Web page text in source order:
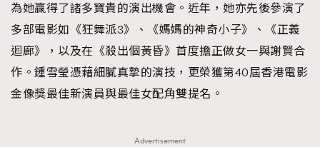
為她贏得了諸多寶貴的演出機會。近年，她亦先後參演了
多部電影如《狂舞派3》、《媽媽的神奇小子》、《正義
迴廊》，以及在《殺出個黃昏》首度擔正做女一與謝賢合
作。鍾雪瑩憑藉細膩真摯的演技，更榮獲第40屆香港電影
金像獎最佳新演員與最佳女配角雙提名。
Advertisement